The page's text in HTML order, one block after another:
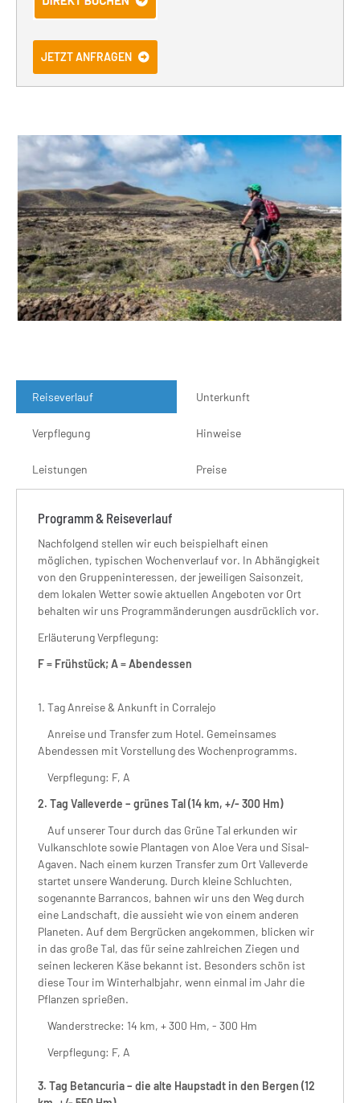
JETZT ANFRAGEN
Reiseverlauf Unterkunft
Verpflegung Hinweise
Leistungen Preise
Programm & Reiseverlauf
Nachfolgend stellen wir euch beispielhaft einen
möglichen, typischen Wochenverlauf vor. In Abhängigkeit
von den Gruppeninteressen, der jeweiligen Saisonzeit,
dem lokalen Wetter sowie aktuellen Angeboten vor Ort
behalten wir uns Programmänderungen ausdrücklich vor.
Erläuterung Verpflegung:
F = Frühstück; A = Abendessen
1. Tag Anreise & Ankunft in Corralejo
Anreise und Transfer zum Hotel. Gemeinsames
Abendessen mit Vorstellung des Wochenprogramms.
Verpflegung: F, A
2. Tag Valleverde – grünes Tal (14 km, +/- 300 Hm)
Auf unserer Tour durch das Grüne Tal erkunden wir
Vulkanschlote sowie Plantagen von Aloe Vera und Sisal-
Agaven. Nach einem kurzen Transfer zum Ort Valleverde
startet unsere Wanderung. Durch kleine Schluchten,
sogenannte Barrancos, bahnen wir uns den Weg durch
eine Landschaft, die aussieht wie von einem anderen
Planeten. Auf dem Bergrücken angekommen, blicken wir
in das große Tal, das für seine zahlreichen Ziegen und
seinen leckeren Käse bekannt ist. Besonders schön ist
diese Tour im Winterhalbjahr, wenn einmal im Jahr die
Pflanzen sprießen.
Wanderstrecke: 14 km, + 300 Hm, - 300 Hm
Verpflegung: F, A
3. Tag Betancuria – die alte Haupstadt in den Bergen (12